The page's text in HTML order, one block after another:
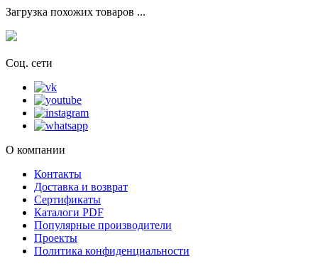
Загрузка похожих товаров ...
Соц. сети
О компании
Контакты
Доставка и возврат
Сертификаты
Каталоги PDF
Популярные производители
Проекты
Политика конфиденциальности